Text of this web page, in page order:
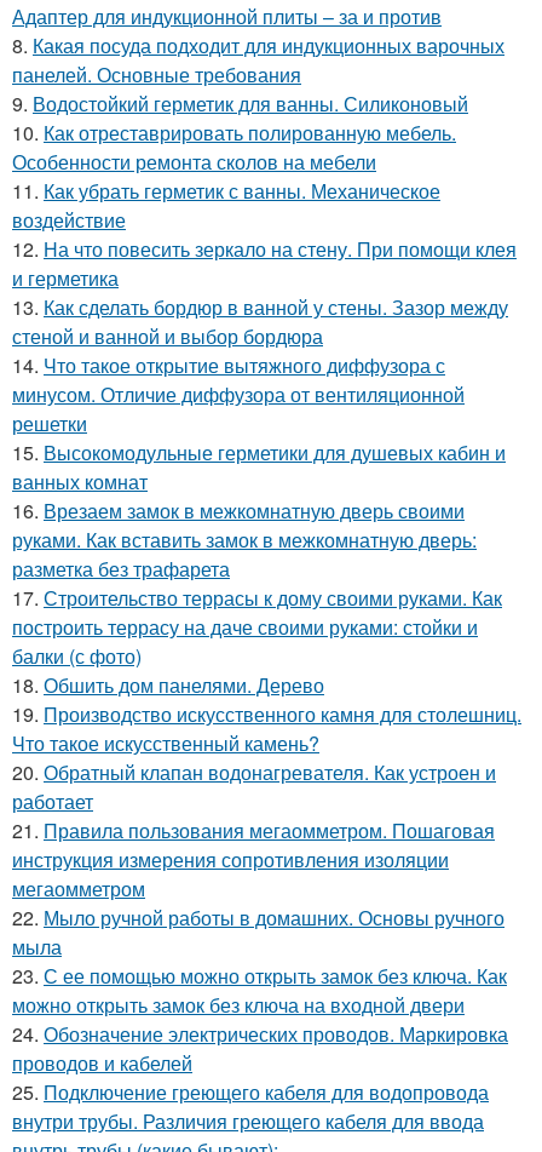
Адаптер для индукционной плиты – за и против
8. Какая посуда подходит для индукционных варочных
панелей. Основные требования
9. Водостойкий герметик для ванны. Силиконовый
10. Как отреставрировать полированную мебель.
Особенности ремонта сколов на мебели
11. Как убрать герметик с ванны. Механическое
воздействие
12. На что повесить зеркало на стену. При помощи клея
и герметика
13. Как сделать бордюр в ванной у стены. Зазор между
стеной и ванной и выбор бордюра
14. Что такое открытие вытяжного диффузора с
минусом. Отличие диффузора от вентиляционной
решетки
15. Высокомодульные герметики для душевых кабин и
ванных комнат
16. Врезаем замок в межкомнатную дверь своими
руками. Как вставить замок в межкомнатную дверь:
разметка без трафарета
17. Строительство террасы к дому своими руками. Как
построить террасу на даче своими руками: стойки и
балки (с фото)
18. Обшить дом панелями. Дерево
19. Производство искусственного камня для столешниц.
Что такое искусственный камень?
20. Обратный клапан водонагревателя. Как устроен и
работает
21. Правила пользования мегаомметром. Пошаговая
инструкция измерения сопротивления изоляции
мегаомметром
22. Мыло ручной работы в домашних. Основы ручного
мыла
23. С ее помощью можно открыть замок без ключа. Как
можно открыть замок без ключа на входной двери
24. Обозначение электрических проводов. Маркировка
проводов и кабелей
25. Подключение греющего кабеля для водопровода
внутри трубы. Различия греющего кабеля для ввода